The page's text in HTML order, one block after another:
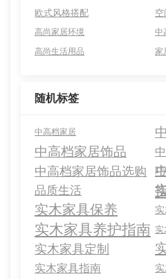
欧式风格搭配
高尚家居环境
中
高尚生活用品
家
随机标签
中高档家居
中高档家居饰品
巧
中高档家居饰品选购
品质生活
实木家具保养
实木家具养护指南
实木家具定制
实木家具指南